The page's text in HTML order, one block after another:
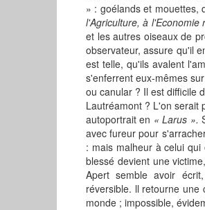
» : goélands et
l'Agriculture, à l'Economie
et les autres oiseaux de
observateur, assure qu'il
est telle, qu'ils avalent
s'enferrent eux-mêmes
ou canular ? Il est difficile
Lautréamont ? L'on serait
autoportrait en « Larus ».
avec fureur pour
: mais malheur à celui
blessé devient une
Apert semble avoir
réversible. ll retourne
monde ; impossible,